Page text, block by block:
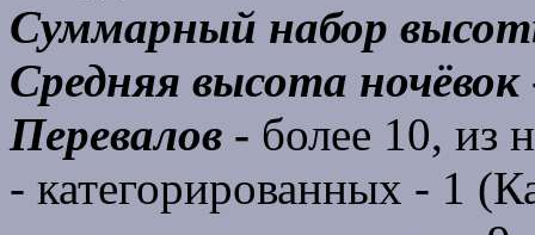
Суммарный набор
Средняя высота ночёвок
Перевалов - более 10, из
- категорированных - 1